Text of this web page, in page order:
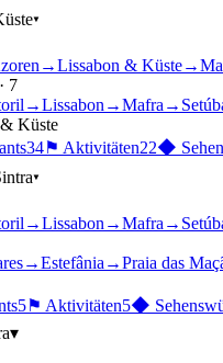
▾
→Lissabon & Küste→
· 7
→Lissabon →Mafra →
Küste
34⚑ Aktivitäten22◆
▾
→Lissabon →Mafra →
→Estefânia →Praia das
5⚑ Aktivitäten5◆
▾